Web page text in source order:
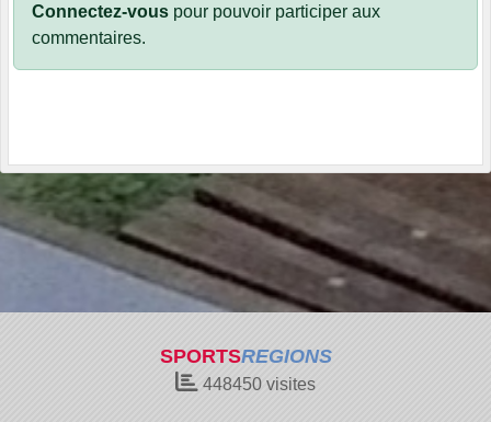
Connectez-vous pour pouvoir participer aux
commentaires.
SPORTSREGIONS
448450 visites